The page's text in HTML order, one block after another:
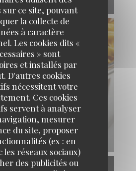
sur ce site, pouvant
la collecte de
à caractère
Les cookies dits «
» sont
et installés par
D'autres cookies
nécessitent votre
Ces cookies
servent à analyser
mesurer
du site, proposer
(ex : en
les réseaux sociaux)
des publicités ou
BRASSERIE